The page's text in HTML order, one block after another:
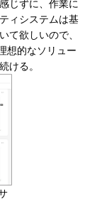
じずに、作業に
ィシステムは基
て欲しいので、
想的なソリュー
ける。